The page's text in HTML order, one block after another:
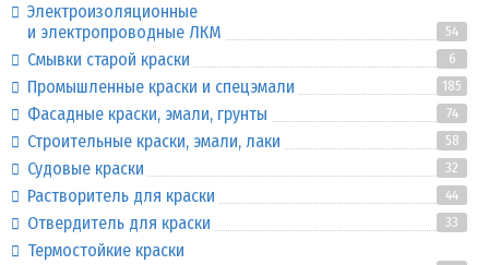
Электроизоляционные
и электропроводные ЛКМ
54
Смывки старой краски 6
Промышленные краски и спецэмали 185
Фасадные краски, эмали, грунты 74
Строительные краски, эмали, лаки 58
Судовые краски 32
Растворитель для краски 44
Отвердитель для краски 33
Термостойкие краски